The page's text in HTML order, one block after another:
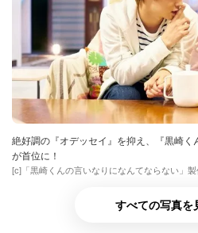
絶好調の『オデッセイ』を抑え、『黒崎く
が首位に！
[c]「黒崎くんの言いなりになんてならない」
すべての写真を